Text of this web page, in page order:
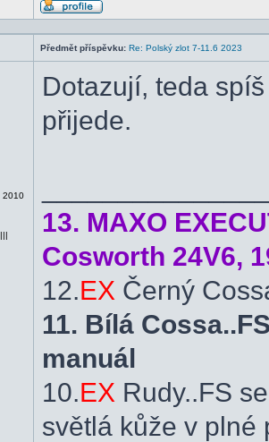
Profil
Předmět příspěvku: Re: Polský zlot 7-11.6 2023
2010
Dotazují, teda
přijede.
13. MAXO
Cosworth 24V6,
12.EX Černý
11. Bílá
manuál
10.EX Rudy..FS
světlá kůže v plné